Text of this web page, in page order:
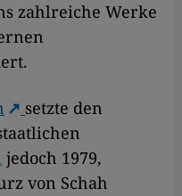
zahlreiche Werke
setzte den
jedoch 1979,
von Schah